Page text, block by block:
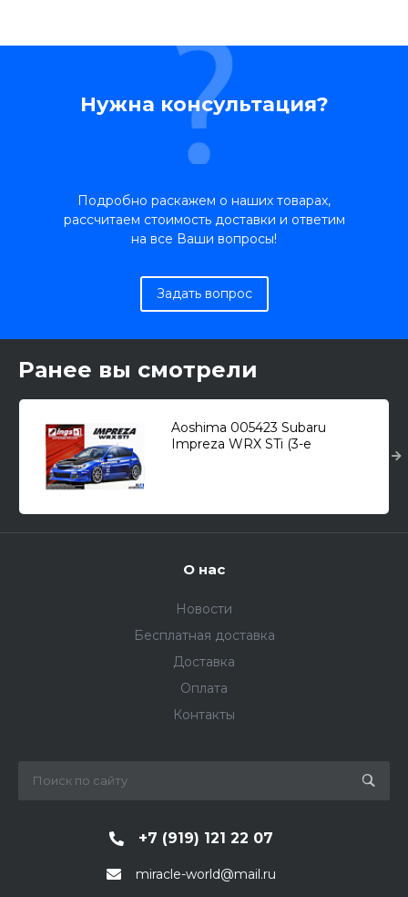
Нужна консультация?
Подробно раскажем о наших товарах,
рассчитаем стоимость доставки и ответим
на все Ваши вопросы!
Задать вопрос
Ранее вы смотрели
Aoshima 005423 Subaru
Impreza WRX STi (3-е
О нас
Новости
Бесплатная доставка
Доставка
Оплата
Контакты
+7 (919) 121 22 07
miracle-world@mail.ru